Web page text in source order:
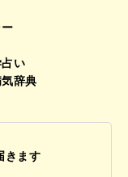
い
辞典
きます